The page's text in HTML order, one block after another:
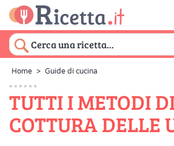
Home > Guide di cucina
TUTTI I METODI
COTTURA DELLE